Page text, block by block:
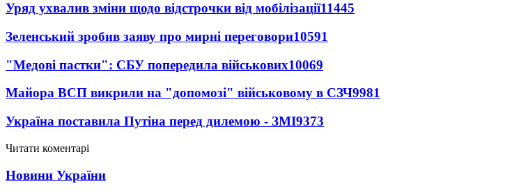
Уряд ухвалив зміни щодо відстрочки від мобілізації11445
Зеленський зробив заяву про мирні переговори10591
"Медові пастки": СБУ попередила військових10069
Майора ВСП викрили на "допомозі" військовому в СЗЧ9981
Україна поставила Путіна перед дилемою - ЗМІ9373
Читати коментарі
Новини України